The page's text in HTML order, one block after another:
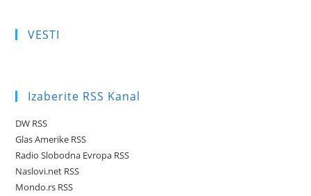
VESTI
Izaberite RSS Kanal
DW RSS
Glas Amerike RSS
Radio Slobodna Evropa RSS
Naslovi.net RSS
Mondo.rs RSS